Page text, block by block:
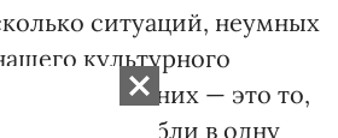
ситуаций, неумных
культурного
большая из них — это то,
сгребли в одну